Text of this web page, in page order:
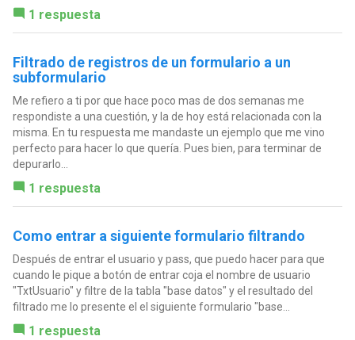
1 respuesta
Filtrado de registros de un formulario a un
subformulario
Me refiero a ti por que hace poco mas de dos semanas me
respondiste a una cuestión, y la de hoy está relacionada con la
misma. En tu respuesta me mandaste un ejemplo que me vino
perfecto para hacer lo que quería. Pues bien, para terminar de
depurarlo...
1 respuesta
Como entrar a siguiente formulario filtrando
Después de entrar el usuario y pass, que puedo hacer para que
cuando le pique a botón de entrar coja el nombre de usuario
"TxtUsuario" y filtre de la tabla "base datos" y el resultado del
filtrado me lo presente el el siguiente formulario "base...
1 respuesta